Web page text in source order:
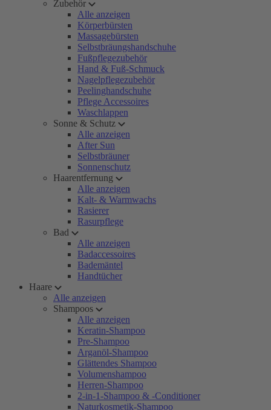
Zubehör
Alle anzeigen
Körperbürsten
Massagebürsten
Selbstbräungshandschuhe
Fußpflegezubehör
Hand & Fuß-Schmuck
Nagelpflegezubehör
Peelinghandschuhe
Pflege Accessoires
Waschlappen
Sonne & Schutz
Alle anzeigen
After Sun
Selbstbräuner
Sonnenschutz
Haarentfernung
Alle anzeigen
Kalt- & Warmwachs
Rasierer
Rasurpflege
Bad
Alle anzeigen
Badaccessoires
Bademäntel
Handtücher
Haare
Alle anzeigen
Shampoos
Alle anzeigen
Keratin-Shampoo
Pre-Shampoo
Arganöl-Shampoo
Glättendes Shampoo
Volumenshampoo
Herren-Shampoo
2-in-1-Shampoo & -Conditioner
Naturkosmetik-Shampoo